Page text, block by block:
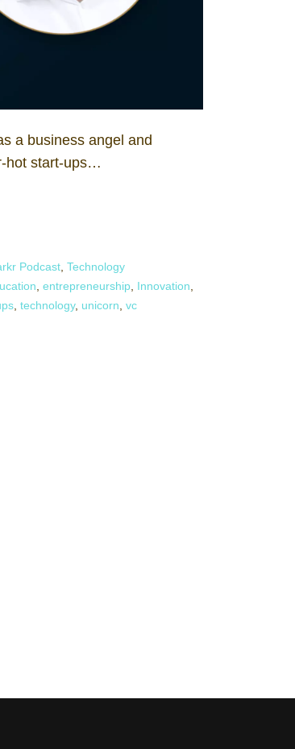
a business angel and
hot start-ups…
Podcast Technology
entrepreneurship Innovation
technology, unicorn vc